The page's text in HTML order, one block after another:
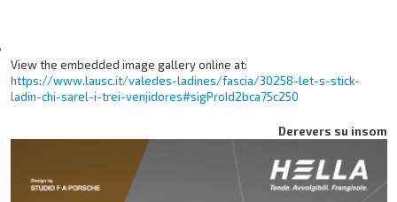
View the embedded image gallery online at:
https://www.lausc.it/valedes-ladines/fascia/30258-let-s-stick-
ladin-chi-sarel-i-trei-venjidores#sigProId2bca75c250
Derevers su insom